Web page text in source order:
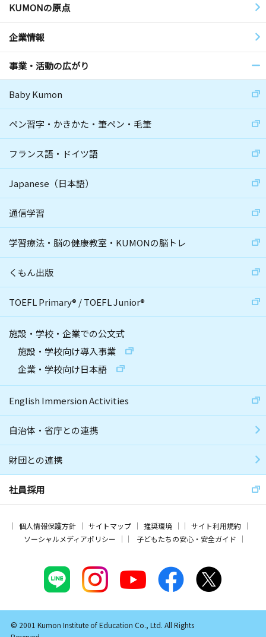
KUMONの原点
企業情報
事業・活動の広がり
Baby Kumon
ペン習字・かきかた・筆ペン・毛筆
フランス語・ドイツ語
Japanese（日本語）
通信学習
学習療法・脳の健康教室・KUMONの脳トレ
くもん出版
TOEFL Primary® /TOEFL Junior®
施設・学校・企業での公文式
施設・学校向け導入事業
企業・学校向け日本語
English Immersion Activities
自治体・省庁との連携
財団との連携
社員採用
個人情報保護方針 サイトマップ 推奨環境
サイト利用規約
ソーシャルメディアポリシー
子どもたちの安心・安全ガイド
© 2001 Kumon Institute of Education Co., Ltd. All Rights